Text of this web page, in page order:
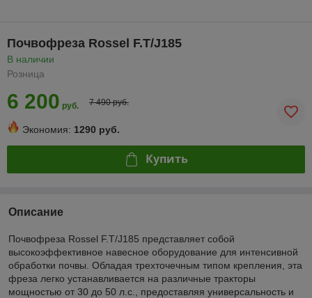
Почвофреза Rossel F.T/J185
В наличии
Розница
6 200 руб. 7 490 руб.
Экономия: 1290 руб.
Купить
Описание
Почвофреза Rossel F.T/J185 представляет собой
высокоэффективное навесное оборудование для интенсивной
обработки почвы. Обладая трехточечным типом крепления, эта
фреза легко устанавливается на различные тракторы
мощностью от 30 до 50 л.с., предоставляя универсальность и